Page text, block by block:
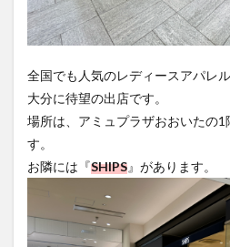
全国でも人気のレディースアパレ
大分に待望の出店です。
場所は、アミュプラザおおいたの
す。
お隣には『SHIPS』があります。
国東市
地獄めぐり 城
夏祭り
外貨両替機
大
大分三好ヴァイセアドラー
大分県
大分県立美術館
姫島村
子ども教室 子ど
屋台
庄内町カフェ
府内 投票